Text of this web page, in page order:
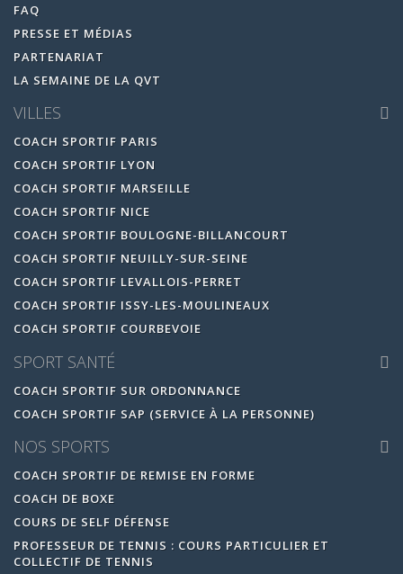
FAQ
PRESSE ET MÉDIAS
PARTENARIAT
LA SEMAINE DE LA QVT
VILLES
COACH SPORTIF PARIS
COACH SPORTIF LYON
COACH SPORTIF MARSEILLE
COACH SPORTIF NICE
COACH SPORTIF BOULOGNE-BILLANCOURT
COACH SPORTIF NEUILLY-SUR-SEINE
COACH SPORTIF LEVALLOIS-PERRET
COACH SPORTIF ISSY-LES-MOULINEAUX
COACH SPORTIF COURBEVOIE
SPORT SANTÉ
COACH SPORTIF SUR ORDONNANCE
COACH SPORTIF SAP (SERVICE À LA PERSONNE)
NOS SPORTS
COACH SPORTIF DE REMISE EN FORME
COACH DE BOXE
COURS DE SELF DÉFENSE
PROFESSEUR DE TENNIS : COURS PARTICULIER ET
COLLECTIF DE TENNIS